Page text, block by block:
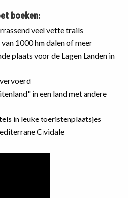
boeken:
veel vette trails
1000 hm dalen of meer
plaats voor de Lagen Landen in
in een land met andere
in leuke toeristenplaatsjes
Cividale